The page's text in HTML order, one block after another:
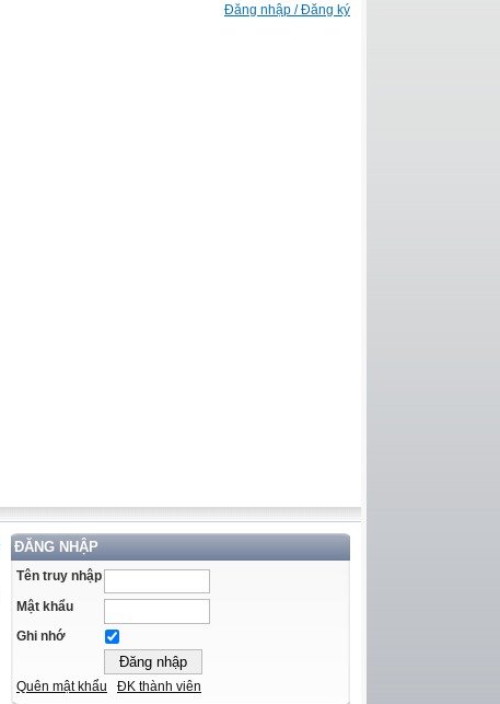
Đăng nhập / Đăng ký
ĐĂNG NHẬP
Tên truy nhập
Mật khẩu
Ghi nhớ
Quên mật khẩu ĐK thành viên